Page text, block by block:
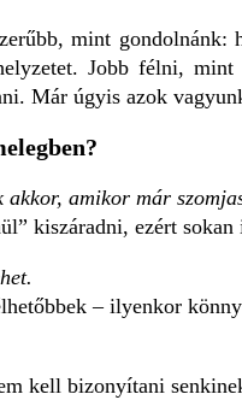
mint
Jobb félni,
Már úgyis azok
amikor már
kiszáradni, ezért
– ilyenkor
kell bizonyítani